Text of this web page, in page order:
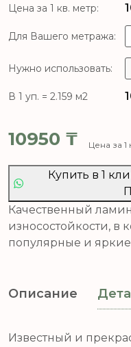
Цена за 1 кв. метр:
Для Вашего метража:
Нужно использовать:
В 1 уп. = 2.159 м2
10950 ₸ Цена за 1
Купить в 1
Качественный
износостойкости, в
популярные и яркие
Описание
Известный и